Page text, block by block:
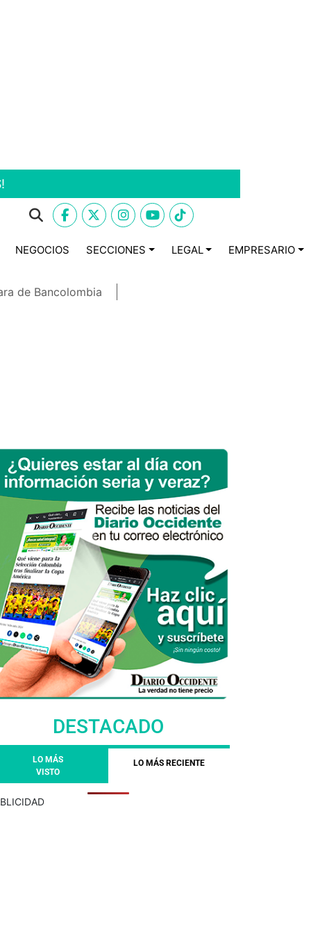
NEGOCIOS SECCIONES LEGAL EMPRESARIO
de Bancolombia
DESTACADO
LO MÁS
VISTO
LO MÁS RECIENTE